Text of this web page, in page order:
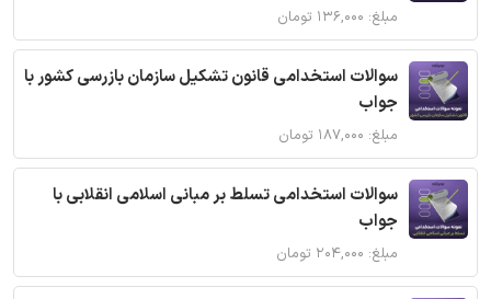
مبلغ: ۱۳۶,۰۰۰ تومان
سوالات استخدامی قانون تشکیل سازمان بازرسی کشور با
جواب
مبلغ: ۱۸۷,۰۰۰ تومان
سوالات استخدامی تسلط بر مبانی اسلامی انقلابی با
جواب
مبلغ: ۲۰۴,۰۰۰ تومان